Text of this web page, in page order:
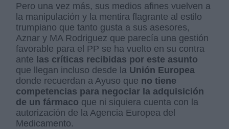
Pero una vez más, sus medios afines vuelven a
la manipulación y la mentira flagrante al estilo
trumpiano que tanto gusta a sus asesores,
Aznar y MA Rodriguez que parecía una gestión
favorable para el PP se ha vuelto en su contra
ante las críticas recibidas por este asunto
que llegan incluso desde la Unión Europea
donde recuerdan a Ayuso que no tiene
competencias para negociar la adquisición
de un fármaco que ni siquiera cuenta con la
autorización de la Agencia Europea del
Medicamento.